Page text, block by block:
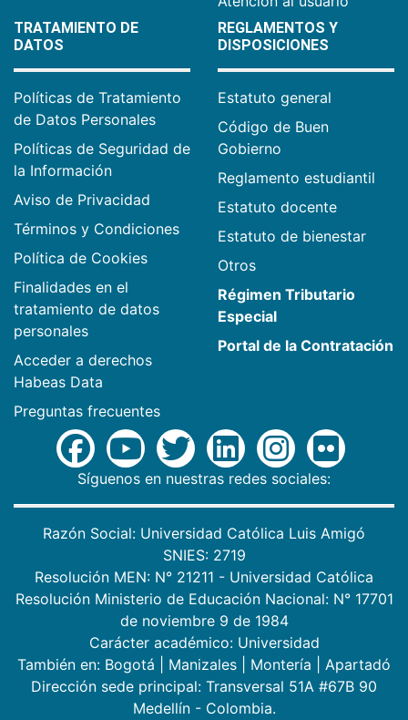
TRATAMIENTO DE
DATOS
Políticas de Tratamiento
de Datos Personales
Políticas de Seguridad de
la Información
Aviso de Privacidad
Términos y Condiciones
Política de Cookies
Finalidades en el
tratamiento de datos
personales
Acceder a derechos
Habeas Data
Preguntas frecuentes
REGLAMENTOS Y
DISPOSICIONES
Estatuto general
Código de Buen
Gobierno
Reglamento estudiantil
Estatuto docente
Estatuto de bienestar
Otros
Régimen Tributario
Especial
Portal de la Contratación
Síguenos en nuestras redes sociales:
Razón Social: Universidad Católica Luis Amigó
SNIES: 2719
Resolución MEN: N° 21211 - Universidad Católica
Resolución Ministerio de Educación Nacional: N° 17701
de noviembre 9 de 1984
Carácter académico: Universidad
También en: Bogotá Manizales Montería
Apartadó
Dirección sede principal: Transversal 51A #67B 90
Medellín - Colombia.